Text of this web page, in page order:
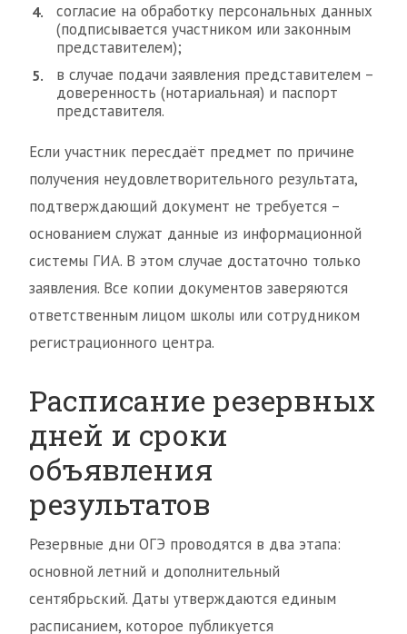
согласие на обработку персональных данных
(подписывается участником или законным
представителем);
в случае подачи заявления представителем –
доверенность (нотариальная) и паспорт
представителя.
Если участник пересдаёт предмет по причине
получения неудовлетворительного результата,
подтверждающий документ не требуется –
основанием служат данные из информационной
системы ГИА. В этом случае достаточно только
заявления. Все копии документов заверяются
ответственным лицом школы или сотрудником
регистрационного центра.
Расписание резервных
дней и сроки
объявления
результатов
Резервные дни ОГЭ проводятся в два этапа:
основной летний и дополнительный
сентябрьский. Даты утверждаются единым
расписанием, которое публикуется